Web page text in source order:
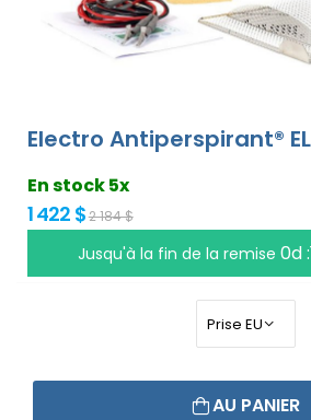
Electro Antiperspirant®
En stock 5x
1 422 $2 184 $
Jusqu'à la fin de la remise 0d
AU PANIER